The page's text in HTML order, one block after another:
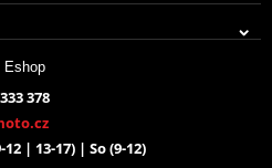
Eshop
378
12 | 13-17) | So (9-12)